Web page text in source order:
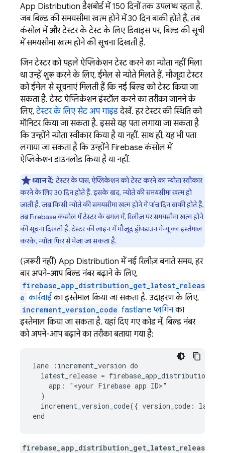
App Distribution डैशबोर्ड में 150 दिनों तक उपलब्ध रहता है.
जब बिल्ड की समयसीमा खत्म होने में 30 दिन बाकी होते हैं, तब
कंसोल में और टेस्टर के टेस्ट के लिए डिवाइस पर, बिल्ड की सूची
में समयसीमा खत्म होने की सूचना दिखती है.
जिन टेस्टर को पहले ऐप्लिकेशन टेस्ट करने का न्योता नहीं मिला
था उन्हें शुरू करने के लिए, ईमेल से न्योते मिलते हैं. मौजूदा टेस्टर
को ईमेल से सूचनाएं मिलती हैं कि नई बिल्ड को टेस्ट किया जा
सकता है. टेस्ट ऐप्लिकेशन इंस्टॉल करने का तरीका जानने के
लिए,टेस्टर के लिए सेट अप गाइडदेखें. हर टेस्टर की स्थिति को
मॉनिटर किया जा सकता है. इससे यह पता लगाया जा सकता है
कि उन्होंने न्योता स्वीकार किया है या नहीं. साथ ही, यह भी पता
लगाया जा सकता है कि उन्होंने Firebaseकंसोल में
ऐप्लिकेशन डाउनलोड किया है या नहीं.
ध्यान दें:टेस्टर के पास, ऐप्लिकेशन को टेस्ट करने का न्योता स्वीकार
करने के लिए 30 दिन होते हैं. इसके बाद, न्योते की समयसीमा खत्म हो
जाती है. जब किसी न्योते की समयसीमा खत्म होने में पांच दिन बाकी होते हैं,
तबFirebaseकंसोल में टेस्टर के बगल में, रिलीज़ पर समयसीमा खत्म होने
की सूचना दिखती है. टेस्टर की लाइन में मौजूद ड्रॉपडाउन मेन्यू का इस्तेमाल
करके, न्योता फिर से भेजा जा सकता है.
(ज़रूरी नहीं) App Distribution में नई रिलीज़ बनाते समय, हर
बार अपने-आप बिल्ड नंबर बढ़ाने के लिए,
firebase_app_distribution_get_latest_releas
e कार्रवाईका इस्तेमाल किया जा सकता है. उदाहरण के लिए,
increment_version_code fastlane प्लगिनका
इस्तेमाल किया जा सकता है. यहां दिए गए कोड में, बिल्ड नंबर
को अपने-आप बढ़ाने का तरीका बताया गया है:
lane :increment_version do
latest_release =
    app: "<your Firebase app ID>"
  )
increment_version_code({ version_code:
firebase_app_distribution_get_latest_releas